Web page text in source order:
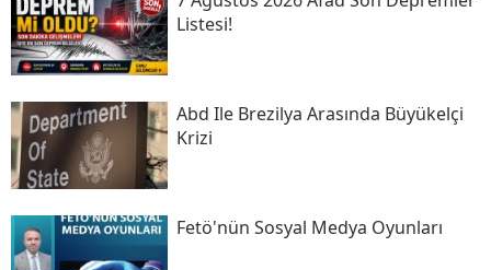
Listesi!
Abd Ile Brezilya Arasında Büyükelçi
Krizi
Fetö'nün Sosyal Medya Oyunları